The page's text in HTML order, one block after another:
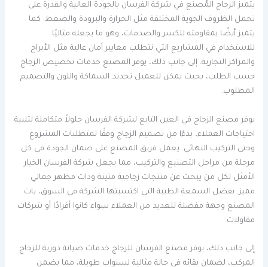
يتميز الزجاج المُصنّع في شركة الفرسان بالجودة العالية والقدرة على
تحمل الظروف الجوية المختلفة مثل الحرارة والبرودة والضغط. كما
يتميز أيضًا بمقاومته للكسر والصدمات، وهو ما يجعله مثاليًا
للاستخدام في المشاريع التي تتطلب معايير أمان عالية مثل الأبراج
والمراكز التجارية. إلى جانب ذلك، يوفر المصنع خدمات تخصيص الزجاج
حسب الطلب، بحيث يمكن للعميل تحديد السماكة واللون والتصميم
المطلوب.
يوفر مصنع الزجاج في العين التابع لشركة الفرسان حلولاً متكاملة لتلبية
احتياجات العملاء، بدءًا من تصميم الزجاج وفقًا لمتطلبات المشروع
وحتى التركيب النهائي. يعمل فريق المصنع على ضمان الجودة في كل
مرحلة من مراحل التصنيع والتركيب، مما يجعل شركة الفرسان الخيار
الأمثل لكل من يبحث عن منتجات زجاجية متينة وذات مظهر جمالي
مميز. بفضل السمعة الطيبة التي اكتسبتها الشركة في السوق، بات
المصنع وجهة مفضلة للعديد من العملاء سواء كانوا أفرادًا أو شركات
مقاولات.
إلى جانب ذلك، يوفر مصنع الفرسان للزجاج خدمات صيانة دورية للزجاج
المركب، لضمان بقائه في حالة مثالية لسنوات طويلة، مما يضمن